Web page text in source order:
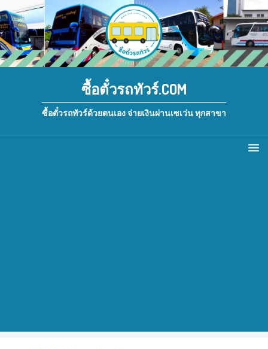
ซื้อตั๋วรถทัวร์.COM
ซื้อตั๋วรถทัวร์ด้วยตนเอง จ่ายเงินผ่านเซเว่น ทุกสาขา